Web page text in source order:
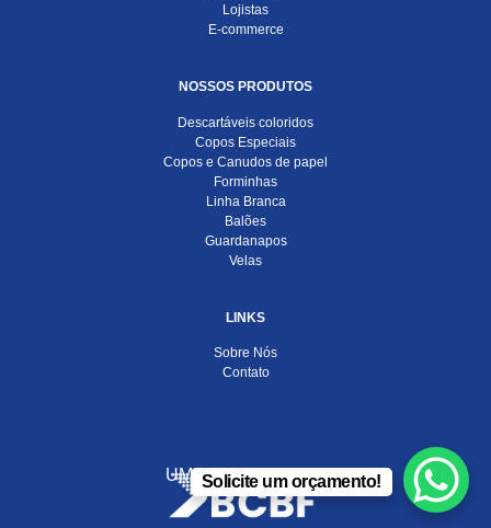
Lojistas
E-commerce
NOSSOS PRODUTOS
Descartáveis coloridos
Copos Especiais
Copos e Canudos de papel
Forminhas
Linha Branca
Balões
Guardanapos
Velas
LINKS
Sobre Nós
Contato
UMA EMPRESA DO
Solicite um orçamento!